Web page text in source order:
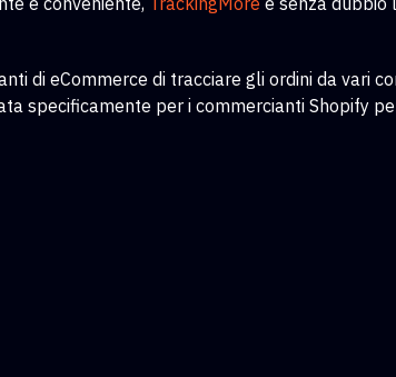
di eCommerce di tracciare gli ordini da vari
specificamente per i commercianti Shopify